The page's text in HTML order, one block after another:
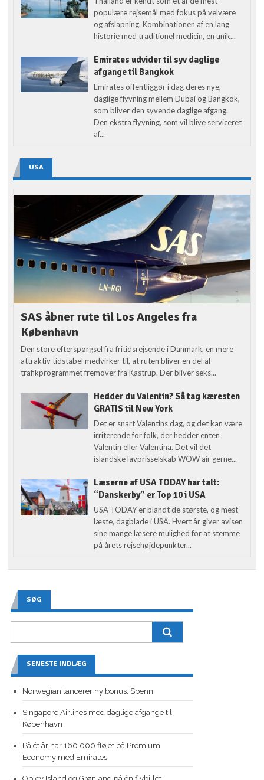
populære rejsemål med fokus på velvære
og afslapning. Kombinationen af en lang
historie med traditionel medicin, en unik...
Emirates udvider til syv daglige
afgange til Bangkok
Emirates offentliggør i dag deres nye,
daglige flyvning mellem Dubai og Bangkok,
som bliver den syvende daglige afgang.
Den ekstra flyvning, som vil blive serviceret
af...
USA
SAS åbner rute til Los Angeles fra
København
Den store efterspørgsel fra fritidsrejsende i Danmark, en mere
attraktiv tidstabel medvirker til, at ruten bliver en del af
trafikprogrammet fremover fra Kastrup. Der bliver seks...
Hedder du Valentin? Så tag kæresten
GRATIS til New York
Det er snart Valentins dag, og det kan være
irriterende for folk, der hedder enten
Valentin eller Valentina. Det vil det
islandske lavprisselskab WOW air gerne...
Læserne af USA TODAY har talt:
“Danskerby” er Top 10 i USA
USA TODAY er blandt de største, og mest
læste, dagblade i USA. Hvert år giver avisen
sine mange læsere mulighed for at stemme
på årets rejsehøjdepunkter...
SØG
SENESTE INDLÆG
Norwegian lancerer ny bonus: Spenn
Singapore Airlines med daglige afgange til
København
På ét år har 160.000 fløjet på Premium
Economy med Emirates